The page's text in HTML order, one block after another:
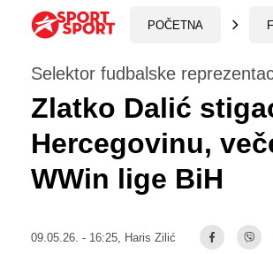
POČETNA
Selektor fudbalske
Zlatko Dalić
Hercegovinu,
WWin lige BiH
09.05.26. - 16:25, Haris Zilić